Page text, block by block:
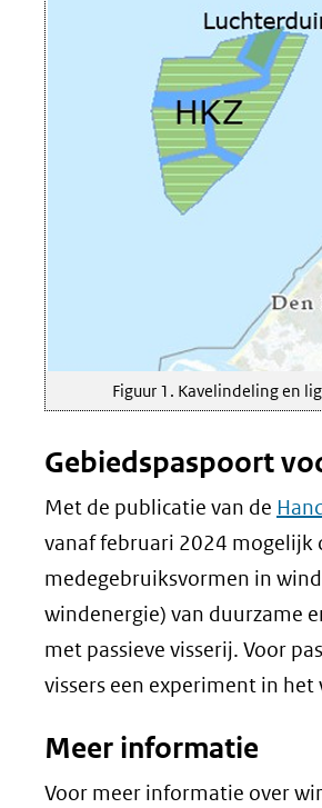
Figuur 1. Kavelindeling en
Gebiedspaspoort
Met de publicatie van de
vanaf februari 2024 mogelijk
medegebruiksvormen in
windenergie) van duurzame
met passieve visserij. Voor
vissers een experiment in
Meer informatie
Voor meer informatie over